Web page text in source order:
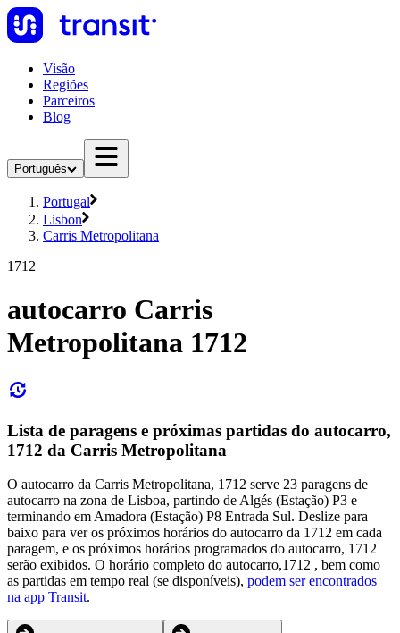
Visão
Regiões
Parceiros
Blog
Português
Portugal
Lisbon
Carris Metropolitana
1712
autocarro Carris
Metropolitana 1712
Lista de paragens e próximas partidas do autocarro,
1712 da Carris Metropolitana
O autocarro da Carris Metropolitana, 1712 serve 23 paragens de
autocarro na zona de Lisboa, partindo de Algés (Estação) P3 e
terminando em Amadora (Estação) P8 Entrada Sul. Deslize para
baixo para ver os próximos horários do autocarro da 1712 em cada
paragem, e os próximos horários programados do autocarro, 1712
serão exibidos. O horário completo do autocarro,1712 , bem como
as partidas em tempo real (se disponíveis), podem ser encontrados
na app Transit.